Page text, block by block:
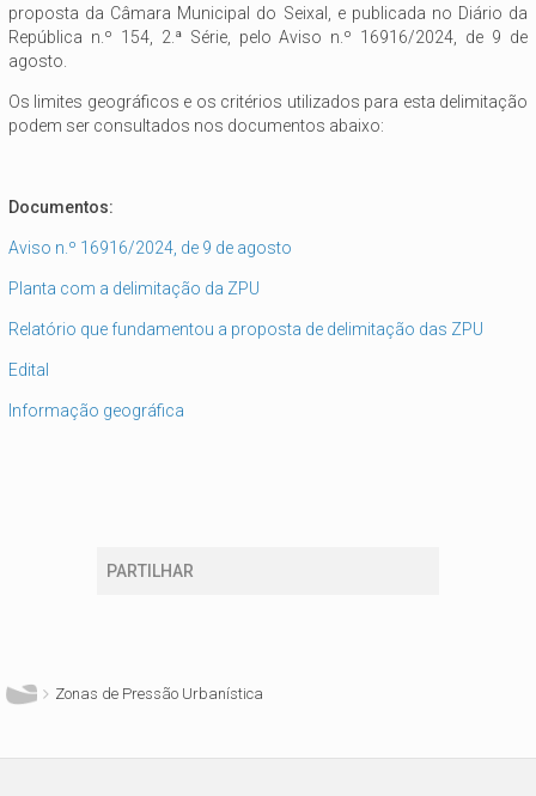
proposta da Câmara Municipal do Seixal, e publicada no Diário da
República n.º 154, 2.ª Série, pelo Aviso n.º 16916/2024, de 9 de
agosto.
Os limites geográficos e os critérios utilizados para esta delimitação
podem ser consultados nos documentos abaixo:
Documentos:
Aviso n.º 16916/2024, de 9 de agosto
Planta com a delimitação da ZPU
Relatório que fundamentou a proposta de delimitação das ZPU
Edital
Informação geográfica
PARTILHAR
Zonas de Pressão Urbanística